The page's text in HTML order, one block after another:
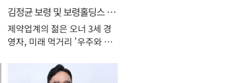
김정균 보령 및 보령홀딩스 대
표이사 사장
제약업계의 젊은 오너 3세 경
영자, 미래 먹거리 '우주와 헬